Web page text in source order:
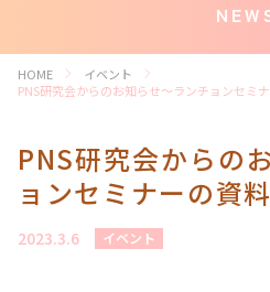
HOME chevron_right イベント chevron_right
PNS研究会からのお知らせ～ランチョンセミ
PNS研究会からの
ョンセミナーの資
2023.3.6 イベント